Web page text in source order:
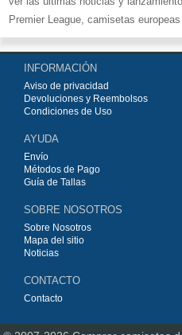
Premier League, camisetas
fútbol y kits.
Comprecamisetas de fútbol
más grande de Europa. ¡Grandes
de fútbol, ​​kits europeos e
Compre nuestra gran selección de
INFORMACIÓN
Aviso de privacidad
Devoluciones y Reembolsos
Condiciones de Uso
AYUDA
Envío
Métodos de Pago
Guía de Tallas
SOBRE NOSOTROS
Sobre Nosotros
Mapa del sitio
Noticias
CONTACTO
Contacto